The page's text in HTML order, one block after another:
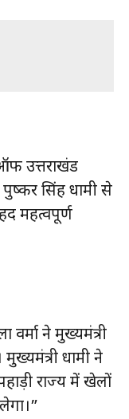
उत्तराखंड
पुष्कर सिंह धामी से
महत्वपूर्ण
वर्मा ने मुख्यमंत्री
धामी ने
राज्य में खेलों